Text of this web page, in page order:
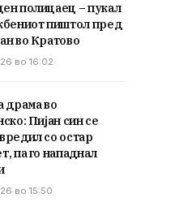
полицаец – пукал
пиштол пред
во Кратово
во 16:02
драма во
Пијан син се
со остар
па го нападнал
во 15:50